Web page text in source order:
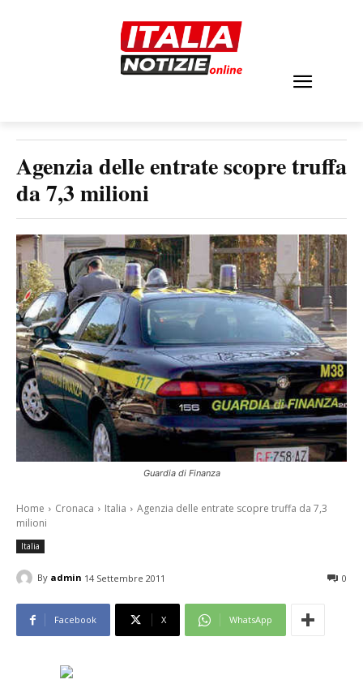
Agenzia delle entrate scopre truffa
da 7,3 milioni
Guardia di Finanza
Home Cronaca Italia
Agenzia delle entrate scopre truffa da 7,3
milioni
Italia
By admin 14 Settembre 2011 0
Facebook X WhatsApp